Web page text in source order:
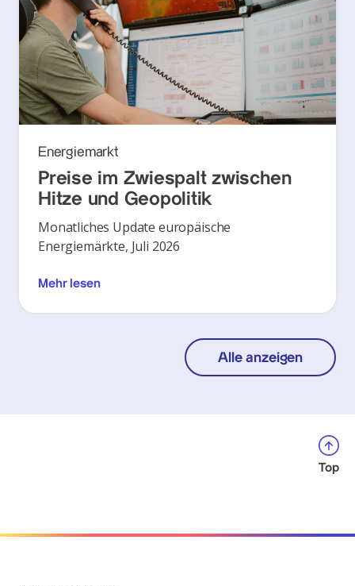
Energiemarkt
Preise im Zwiespalt zwischen
Hitze und Geopolitik
Monatliches Update europäische
Energiemärkte, Juli 2026
Mehr lesen
Alle anzeigen
Top